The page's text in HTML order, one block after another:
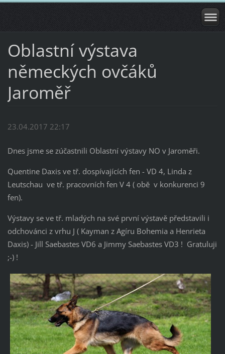
Oblastní výstava
německých ovčáků
Jaroměř
23.04.2017 22:17
Dnes jsme se zúčastnili Oblastní výstavy NO v Jaroměři.
Quentine Daxis ve tř. dospívajících fen - VD 4, Linda z
Leutschau ve tř. pracovních fen V 4 ( obě v konkurenci 9
fen).
Výstavy se ve tř. mladých na své první výstavě představili i
odchovánci z vrhu J ( Kayman z Agíru Bohemia a Henrieta
Daxis) - Jill Saebastes VD6 a Jimmy Saebastes VD3 ! Gratuluji
;-) !